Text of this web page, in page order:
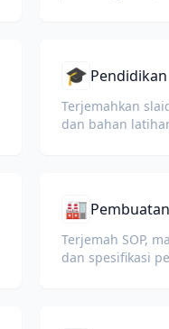
🎓 Pendidikan
Terjemahkan
dan bahan
🏭 Pembuatan
Terjemah SOP,
dan spesifikasi